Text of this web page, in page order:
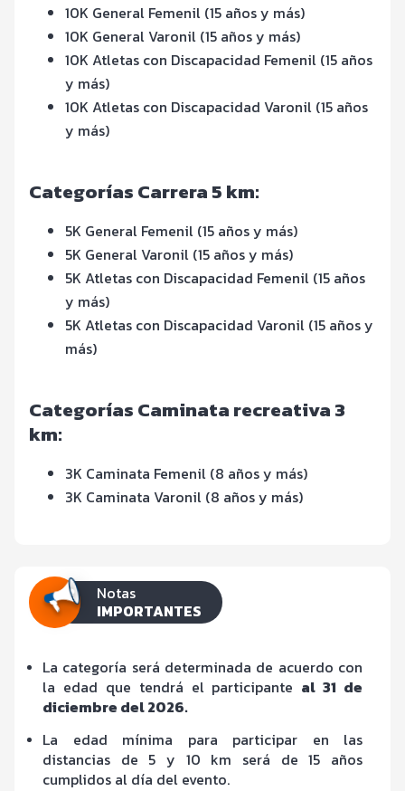
10K General Femenil (15 años y más)
10K General Varonil (15 años y más)
10K Atletas con Discapacidad Femenil (15 años
y más)
10K Atletas con Discapacidad Varonil (15 años
y más)
Categorías Carrera 5 km:
5K General Femenil (15 años y más)
5K General Varonil (15 años y más)
5K Atletas con Discapacidad Femenil (15 años
y más)
5K Atletas con Discapacidad Varonil (15 años y
más)
Categorías Caminata recreativa 3
km:
3K Caminata Femenil (8 años y más)
3K Caminata Varonil (8 años y más)
Notas
IMPORTANTES
La categoría será determinada de acuerdo con
la edad que tendrá el participante al 31 de
diciembre del 2026.
La edad mínima para participar en las
distancias de 5 y 10 km será de 15 años
cumplidos al día del evento.